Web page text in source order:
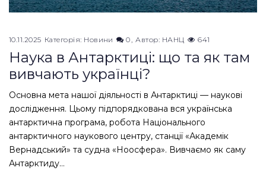
10.11.2025 Категорія: Новини 0 Автор: НАНЦ 641
Наука в Антарктиці: що та як там
вивчають українці?
Основна мета нашої діяльності в Антарктиці — наукові
дослідження. Цьому підпорядкована вся українська
антарктична програма, робота Національного
антарктичного наукового центру, станції «Академік
Вернадський» та судна «Ноосфера». Вивчаємо як саму
Антарктиду…